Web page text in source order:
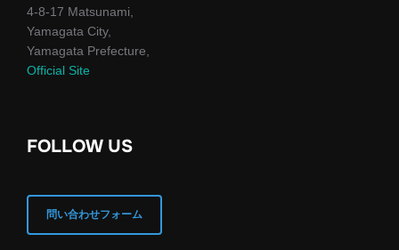
4-8-17 Matsunami,
Yamagata City,
Yamagata Prefecture,
Official Site
FOLLOW US
問い合わせフォーム